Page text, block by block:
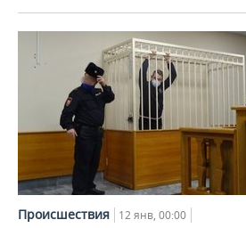
Происшествия 12 янв, 00:00